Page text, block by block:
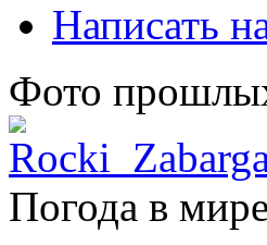
Написать
Фото
Погода в мире